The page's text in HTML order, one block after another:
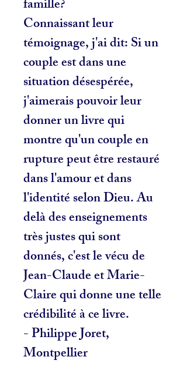
famille?
Connaissant leur
témoignage, j'ai dit: Si un
couple est dans une
situation désespérée,
j'aimerais pouvoir leur
donner un livre qui
montre qu'un couple en
rupture peut être restauré
dans l'amour et dans
l'identité selon Dieu. Au
delà des enseignements
très justes qui sont
donnés, c'est le vécu de
Jean-Claude et Marie-
Claire qui donne une telle
crédibilité à ce livre.
- Philippe Joret,
Montpellier